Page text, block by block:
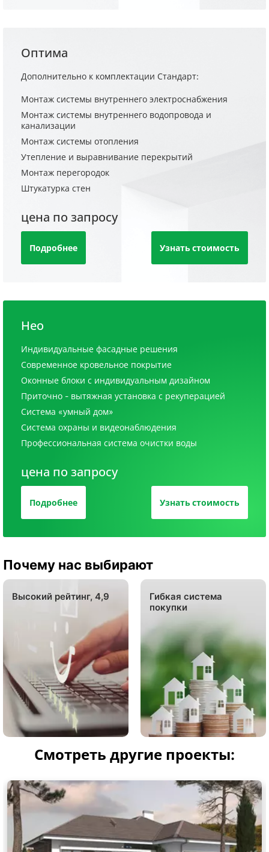
Оптима
Дополнительно к комплектации Стандарт:
Монтаж системы внутреннего электроснабжения
Монтаж системы внутреннего водопровода и
канализации
Монтаж системы отопления
Утепление и выравнивание перекрытий
Монтаж перегородок
Штукатурка стен
цена по запросу
Подробнее Узнать стоимость
Нео
Индивидуальные фасадные решения
Современное кровельное покрытие
Оконные блоки с индивидуальным дизайном
Приточно - вытяжная установка с рекуперацией
Система «умный дом»
Система охраны и видеонаблюдения
Профессиональная система очистки воды
цена по запросу
Подробнее Узнать стоимость
Почему нас выбирают
Высокий рейтинг, 4,9
Гибкая система
покупки
Смотреть другие проекты: